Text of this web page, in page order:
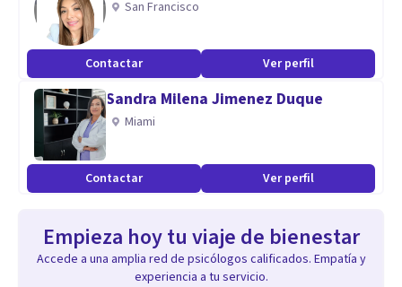
San Francisco
Contactar Ver perfil
Sandra Milena Jimenez Duque
Miami
Contactar Ver perfil
Empieza hoy tu viaje de bienestar
Accede a una amplia red de psicólogos calificados. Empatía y
experiencia a tu servicio.